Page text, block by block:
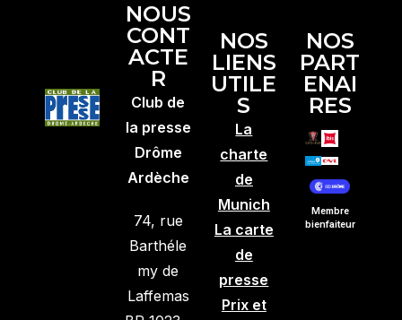
NOUS
CONT
ACTE
R
Club de
la presse
Drôme
Ardèche
74, rue
Barthéle
my de
Laffemas
NOS
LIENS
UTILE
S
La
charte
de
Munich
La carte
de
presse
Prix et
NOS
PART
ENAI
RES
Membre
bienfaiteur